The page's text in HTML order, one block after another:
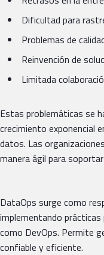
Dificultad para
Problemas de
Reinvención de
Limitada
Estas problemáticas se
crecimiento exponencial
datos. Las
manera ágil para
DataOps surge como
implementando
como DevOps. Permite
confiable y eficiente.